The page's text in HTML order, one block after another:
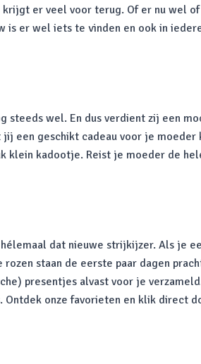
er veel voor terug. Of er nu wel
is er wel iets te vinden en ook in
wel. En dus verdient zij een
een geschikt cadeau voor je moeder
klein kadootje. Reist je moeder de
dat nieuwe strijkijzer. Als je
staan de eerste paar dagen
presentjes alvast voor je
onze favorieten en klik direct